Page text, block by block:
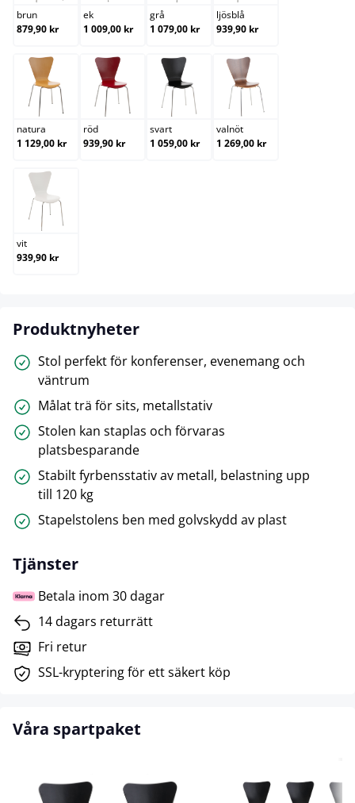
brun
879,90 kr
ek
1 009,00 kr
grå
1 079,00 kr
ljösblå
939,90 kr
natura
natura
1 129,00 kr
röd
röd
939,90 kr
svart
svart
1 059,00 kr
valnöt
valnöt
1 269,00 kr
vit
vit
939,90 kr
Produktnyheter
Stol perfekt för konferenser, evenemang och
väntrum
Målat trä för sits, metallstativ
Stolen kan staplas och förvaras
platsbesparande
Stabilt fyrbensstativ av metall, belastning upp
till 120 kg
Stapelstolens ben med golvskydd av plast
Tjänster
Betala inom 30 dagar
14 dagars returrätt
Fri retur
SSL-kryptering för ett säkert köp
Våra spartpaket